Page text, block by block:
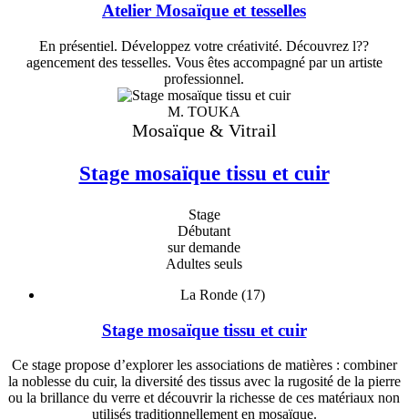
Atelier Mosaïque et tesselles
En présentiel. Développez votre créativité. Découvrez l??
agencement des tesselles. Vous êtes accompagné par un artiste
professionnel.
M. TOUKA
Mosaïque & Vitrail
Stage mosaïque tissu et cuir
Stage
Débutant
sur demande
Adultes seuls
La Ronde (17)
Stage mosaïque tissu et cuir
Ce stage propose d’explorer les associations de matières : combiner
la noblesse du cuir, la diversité des tissus avec la rugosité de la pierre
ou la brillance du verre et découvrir la richesse de ces matériaux non
utilisés traditionnellement en mosaïque.